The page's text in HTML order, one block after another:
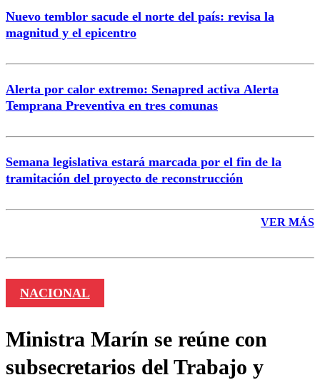
Nuevo temblor sacude el norte del país: revisa la
magnitud y el epicentro
Alerta por calor extremo: Senapred activa Alerta
Temprana Preventiva en tres comunas
Semana legislativa estará marcada por el fin de la
tramitación del proyecto de reconstrucción
VER MÁS
NACIONAL
Ministra Marín se reúne con
subsecretarios del Trabajo y